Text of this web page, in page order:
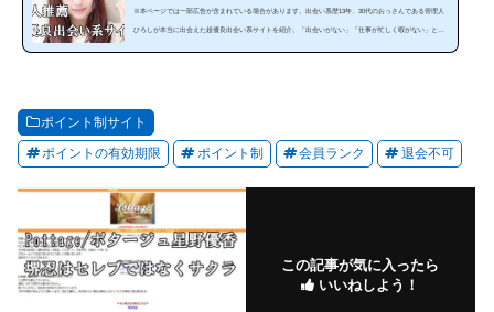
※本ページでは一部広告が含まれている場合があります。出会い系歴13年、30代のおっさんである管理人
ひろしが本当に出会えた超優良出会い系サイトを紹介。「出会いがない」「仕事が忙しく暇がない」とい
ポイント制サイト
ポイントの有効期限 ポイント制 会員ランク 退会不可
この記事が気に入ったら
いいねしよう！